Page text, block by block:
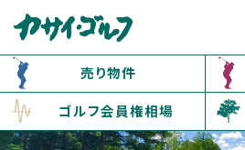
売り物件
ゴルフ会員権相場